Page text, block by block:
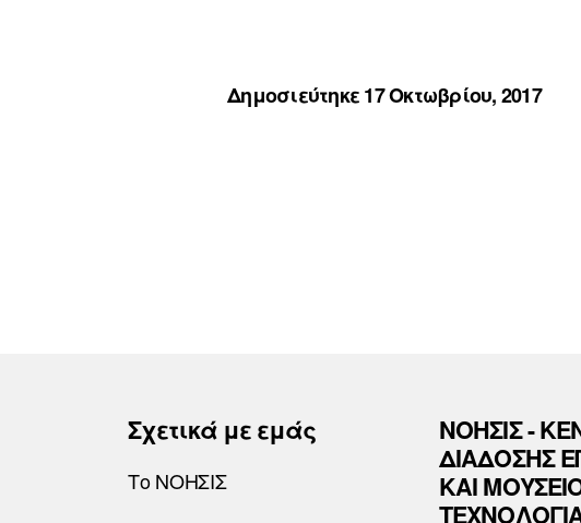
Δημοσιεύτηκε 17 Οκτωβρίου, 2017
Σχετικά με εμάς
Το ΝΟΗΣΙΣ
ΝΟΗΣΙΣ -
ΔΙΑΔΟΣΗΣ
ΚΑΙ